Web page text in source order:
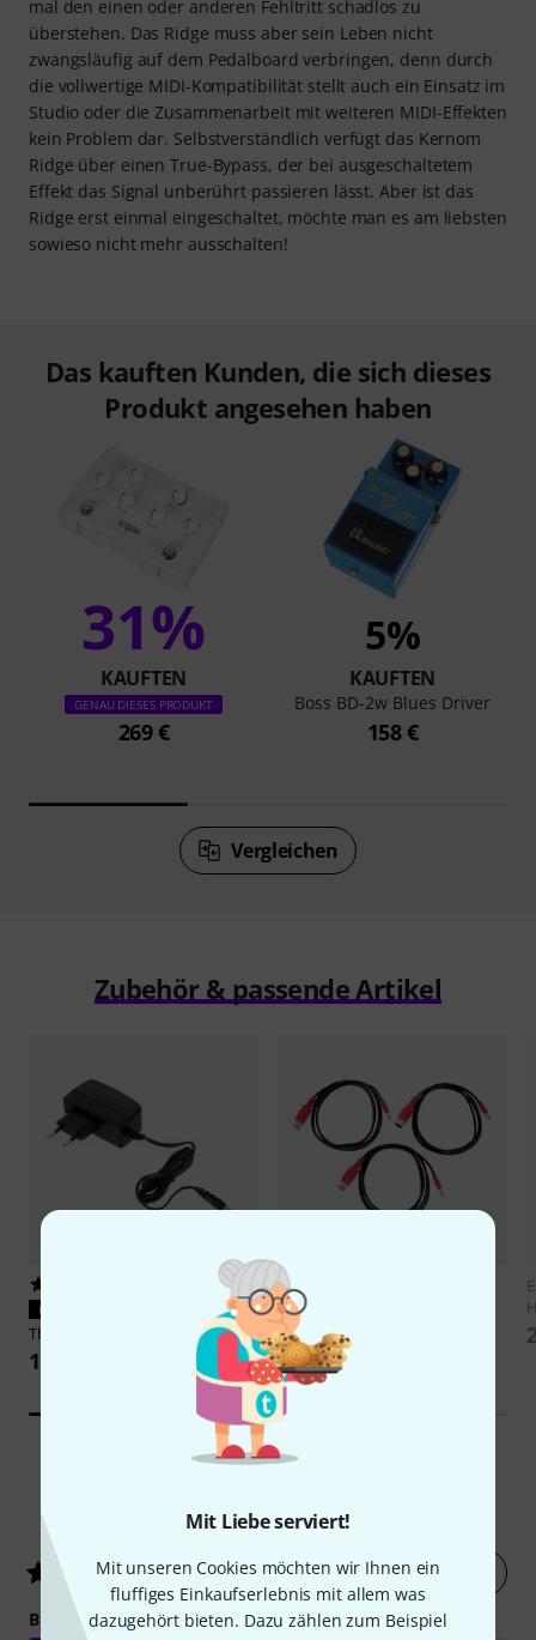
Mit Liebe serviert!
Mit unseren Cookies möchten wir Ihnen ein
fluffiges Einkaufserlebnis mit allem was
dazugehört bieten. Dazu zählen zum Beispiel
mal den einen oder anderen Fehltritt schadlos zu
überstehen. Das Ridge muss aber sein Leben nicht
zwangsläufig auf dem Pedalboard verbringen, denn durch
die vollwertige MIDI-Kompatibilität stellt auch ein Einsatz im
Studio oder die Zusammenarbeit mit weiteren MIDI-Effekten
kein Problem dar. Selbstverständlich verfügt das Kernom
Ridge über einen True-Bypass, der bei ausgeschaltetem
Effekt das Signal unberührt passieren lässt. Aber ist das
Ridge erst einmal eingeschaltet, möchte man es am liebsten
sowieso nicht mehr ausschalten!
Das kauften Kunden, die sich dieses
Produkt angesehen haben
31%
KAUFTEN
GENAU DIESES PRODUKT
269 €
5%
KAUFTEN
Boss BD-2w Blues Driver
158 €
Vergleichen
Zubehör & passende Artikel
PASST GARANTIERT
Thomann NT 0910 AC/PSA
10,90 €
Befaco
11 €
Kundenbewertungen
4.9/ 5 Jetzt bewerten
BEDIENUNG